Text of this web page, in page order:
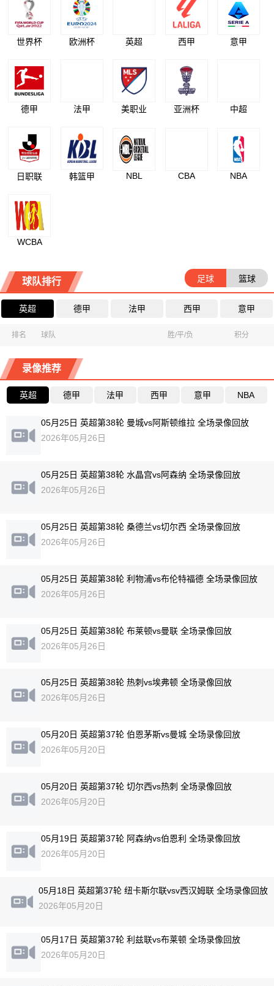
世界杯 欧洲杯 英超 西甲 意甲
德甲 法甲 美职业 亚洲杯 中超
日职联 韩篮甲 NBL CBA NBA
WCBA
球队排行 足球 篮球
英超 德甲 法甲 西甲 意甲
排名 球队 胜/平/负 积分
录像推荐
英超 德甲 法甲 西甲 意甲 NBA
05月25日 英超第38轮 曼城vs阿斯顿维拉 全场录像回放
2026年05月26日
05月25日 英超第38轮 水晶宫vs阿森纳 全场录像回放
2026年05月26日
05月25日 英超第38轮 桑德兰vs切尔西 全场录像回放
2026年05月26日
05月25日 英超第38轮 利物浦vs布伦特福德 全场录像回放
2026年05月26日
05月25日 英超第38轮 布莱顿vs曼联 全场录像回放
2026年05月26日
05月25日 英超第38轮 热刺vs埃弗顿 全场录像回放
2026年05月26日
05月20日 英超第37轮 伯恩茅斯vs曼城 全场录像回放
2026年05月20日
05月20日 英超第37轮 切尔西vs热刺 全场录像回放
2026年05月20日
05月19日 英超第37轮 阿森纳vs伯恩利 全场录像回放
2026年05月20日
05月18日 英超第37轮 纽卡斯尔联vsv西汉姆联 全场录像回放
2026年05月20日
05月17日 英超第37轮 利兹联vs布莱顿 全场录像回放
2026年05月20日